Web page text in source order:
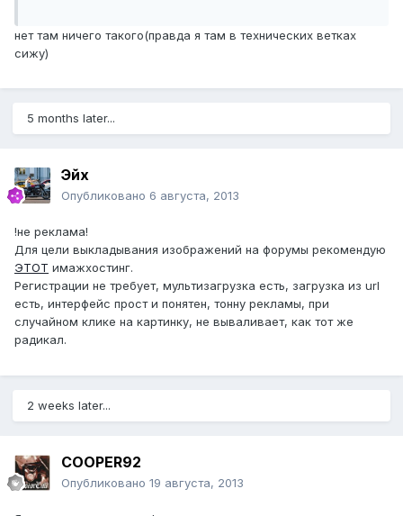
нет там ничего такого(правда я там в технических ветках
сижу)
5 months later...
Эйх
Опубликовано 6 августа, 2013
!не реклама!
Для цели выкладывания изображений на форумы рекомендую
ЭТОТ имажхостинг.
Регистрации не требует, мультизагрузка есть, загрузка из url
есть, интерфейс прост и понятен, тонну рекламы, при
случайном клике на картинку, не вываливает, как тот же
радикал.
2 weeks later...
COOPER92
Опубликовано 19 августа, 2013